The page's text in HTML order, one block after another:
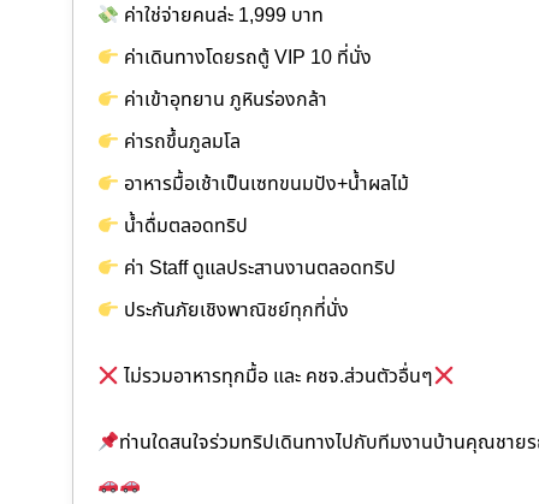
ค่าใช่จ่ายคนล่ะ 1,999 บาท
ค่าเดินทางโดยรถตู้ VIP 10 ที่นั่ง
ค่าเข้าอุทยาน ภูหินร่องกล้า
ค่ารถขึ้นภูลมโล
อาหารมื้อเช้าเป็นเซทขนมปัง+น้ำผลไม้
น้ำดื่มตลอดทริป
ค่า Staff ดูแลประสานงานตลอดทริป
ประกันภัยเชิงพาณิชย์ทุกที่นั่ง
ไม่รวมอาหารทุกมื้อ และ คชจ.ส่วนตัวอื่นๆ
ท่านใดสนใจร่วมทริปเดินทางไปกับทีมงานบ้านคุณชา